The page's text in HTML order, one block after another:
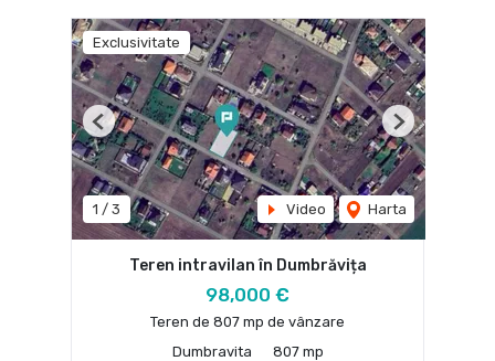
Exclusivitate
1 / 3 Video Harta
Previous Next
Teren intravilan în Dumbrăvița
98,000 €
Teren de 807 mp de vânzare
Dumbravita
807 mp